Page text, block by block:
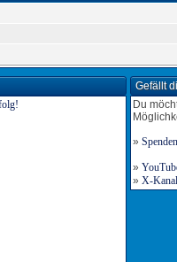
Gefällt
Du
» Spenden
»
» X-